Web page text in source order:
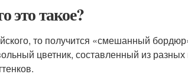
это такое?
то получится «смешанный
цветник, составленный из разных